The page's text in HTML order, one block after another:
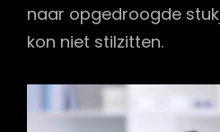
naar opgedroogde
kon niet stilzitten.